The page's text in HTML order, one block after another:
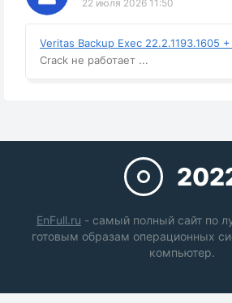
22 июля 2026 11:50
Veritas Backup Exec 22.2.1193.1605
Crack не работает ...
EnFull.ru - самый полный сайт по
готовым образам операционных
компьютер.